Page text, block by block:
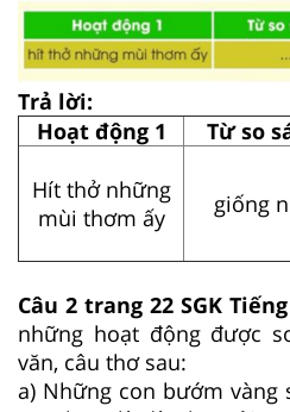
Trả lời:
Hoạt động 1
Từ so
Hít thở những
mùi thơm ấy
giống
Câu 2 trang 22 SGK
những hoạt động được
văn, câu thơ sau:
a) Những con bướm vàng